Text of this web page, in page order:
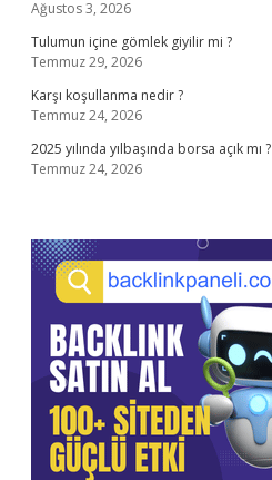
Ağustos 3, 2026
Tulumun içine gömlek giyilir mi ?
Temmuz 29, 2026
Karşı koşullanma nedir ?
Temmuz 24, 2026
2025 yılında yılbaşında borsa açık mı ?
Temmuz 24, 2026